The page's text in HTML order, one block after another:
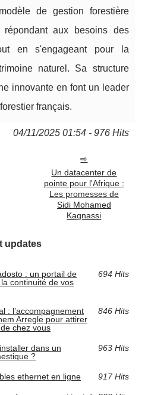
de gestion forestière
répondant aux besoins des
en s'engageant pour la
naturel. Sa structure
innovante en font un leader
français.
04/11/2025 01:54 - 976 Hits
Un datacenter de
pointe pour l'Afrique :
Les promesses de
Sidi Mohamed
Kagnassi
updates
: un portail de
continuité de vos
694 Hits
: l’accompagnement
Arregle pour attirer
chez vous
846 Hits
dans un
?
963 Hits
ethernet en ligne 917 Hits